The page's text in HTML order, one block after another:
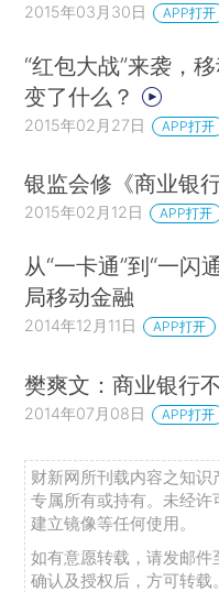
2015年03月30日 APP打开
“红包大战”来袭，
变了什么？
2015年02月27日 APP打开
银监会修《商业银
2015年02月12日 APP打开
从“一卡通”到“一闪
局移动金融
2014年12月11日 APP打开
樊爽文：商业银行
2014年07月08日 APP打开
财新网所刊载内容之知
专属所有或持有。未经许
建立镜像等任何使用。
如有意愿转载，请发邮件
确认及授权后，方可转载。